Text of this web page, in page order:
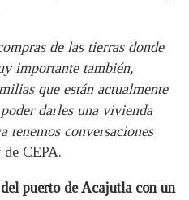
de las tierras donde
importante también,
que están actualmente
darles una vivienda
tenemos conversaciones
CEPA.
puerto de Acajutla con un